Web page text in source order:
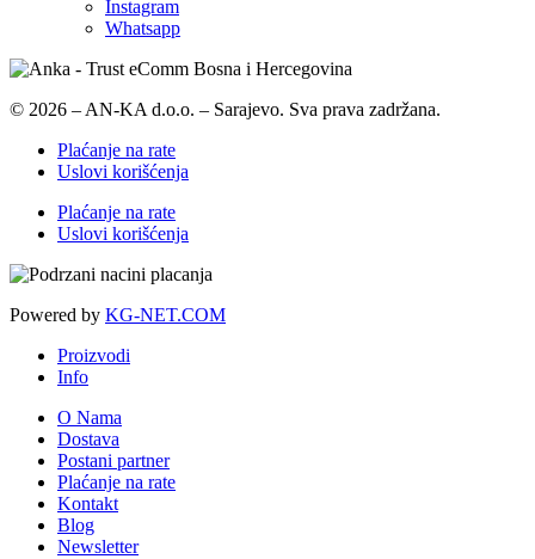
Instagram
Whatsapp
© 2026 – AN-KA d.o.o. – Sarajevo. Sva prava zadržana.
Plaćanje na rate
Uslovi korišćenja
Plaćanje na rate
Uslovi korišćenja
Powered by KG-NET.COM
Proizvodi
Info
O Nama
Dostava
Postani partner
Plaćanje na rate
Kontakt
Blog
Newsletter